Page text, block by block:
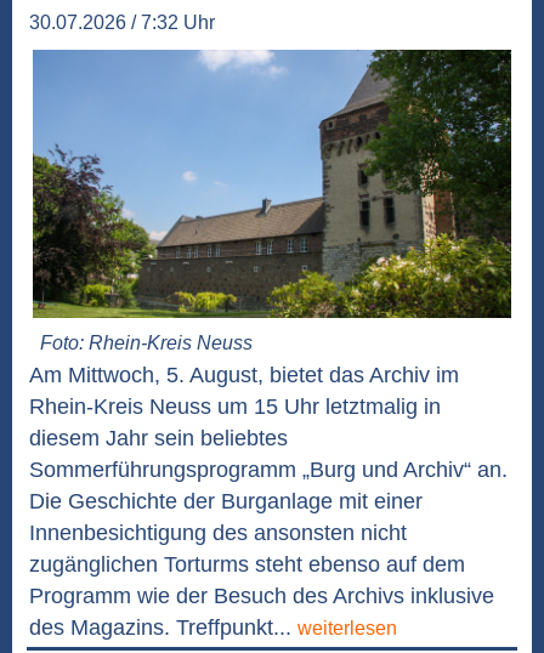
30.07.2026 / 7:32 Uhr
Foto: Rhein-Kreis Neuss
Am Mittwoch, 5. August, bietet das Archiv im
Rhein-Kreis Neuss um 15 Uhr letztmalig in
diesem Jahr sein beliebtes
Sommerführungsprogramm „Burg und Archiv“ an.
Die Geschichte der Burganlage mit einer
Innenbesichtigung des ansonsten nicht
zugänglichen Torturms steht ebenso auf dem
Programm wie der Besuch des Archivs inklusive
des Magazins. Treffpunkt... weiterlesen